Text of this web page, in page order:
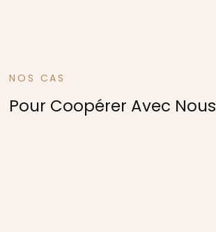
NOS CAS
Pour Coopérer Avec Nous